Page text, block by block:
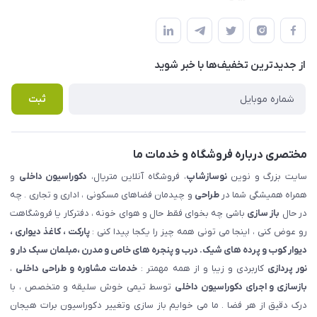
املاک مدنی - نوساز شاپ
لیست محصولات
درباره ما
قوانین و مقررات
حریم خصوصی
راهنما
پرسش های متداول
از جدید‌ترین تخفیف‌ها با‌ خبر شوید
ثبت
مختصری درباره فروشگاه و خدمات ما
سایت بزرگ و نویننوسازشاپ، فروشگاه آنلاین متریال، دکوراسیون داخلی و
همراه همیشگی شما درطراحی و چیدمان فضاهای مسکونی ، اداری و تجاری . چه
در حال باز سازی باشی چه بخوای فقط حال و هوای خونه ، دفترکار یا فروشگاهت
رو عوض کنی ، اینجا می تونی همه چیز را یکجا پیدا کنی :پارکت ، کاغذ دیواری ،
دیوار کوب و پرده های شیک. درب و پنجره های خاص و مدرن ،مبلمان سبک دار و
نور پردازی کاربردی و زیبا و از همه مهمتر : خدمات مشاوره و طراحی داخلی ،
بازسازی و اجرای دکوراسیون داخلی توسط تیمی خوش سلیقه و متخصص ، با
درک دقیق از هر فضا . ما می خوایم باز سازی وتغییر دکوراسیون برات هیجان